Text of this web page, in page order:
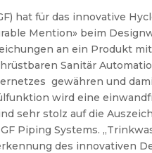
hat für das innovative
Mention» beim
an ein Produkt
Sanitär
gewähren und
wird eine
sehr stolz auf die
Piping Systems.
des innovativen